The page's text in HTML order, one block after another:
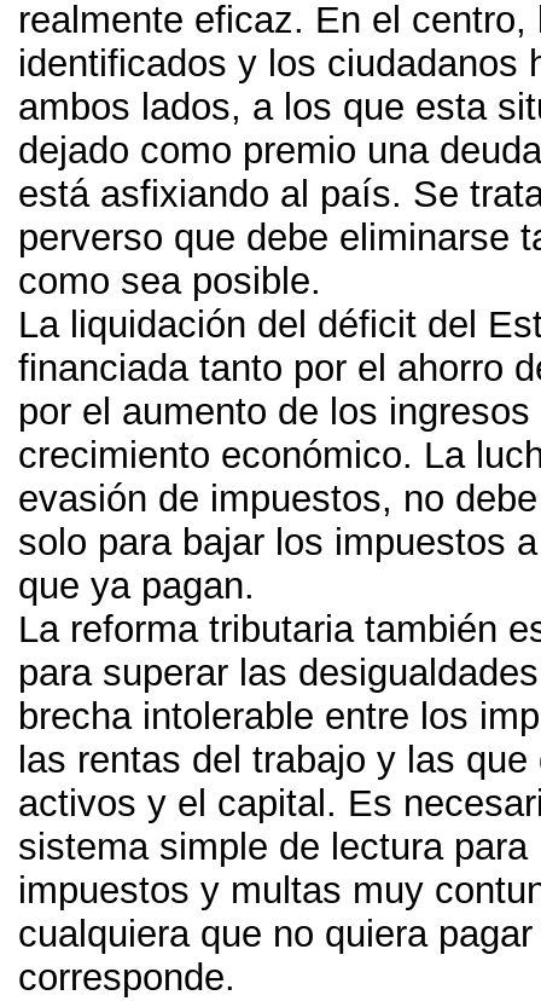
realmente eficaz. En el centro,
identificados y los ciudadanos
ambos lados, a los que esta
dejado como premio una
está asfixiando al país. Se
perverso que debe eliminarse
como sea posible.
La liquidación del déficit del
financiada tanto por el ahorro
por el aumento de los
crecimiento económico. La
evasión de impuestos, no
solo para bajar los impuestos
que ya pagan.
La reforma tributaria también
para superar las
brecha intolerable entre los
las rentas del trabajo y las
activos y el capital . Es
sistema simple de lectura para
impuestos y multas muy
cualquiera que no quiera
corresponde.